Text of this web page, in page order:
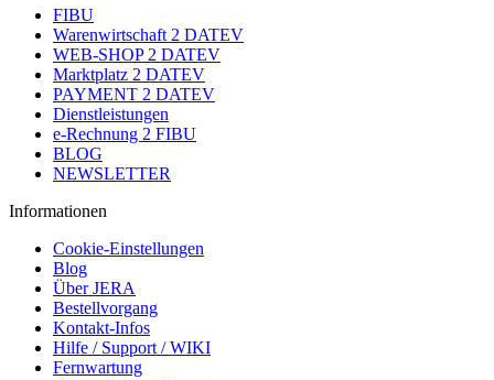
FIBU
Warenwirtschaft 2 DATEV
WEB-SHOP 2 DATEV
Marktplatz 2 DATEV
PAYMENT 2 DATEV
Dienstleistungen
e-Rechnung 2 FIBU
BLOG
NEWSLETTER
Informationen
Cookie-Einstellungen
Blog
Über JERA
Bestellvorgang
Kontakt-Infos
Hilfe / Support / WIKI
Fernwartung